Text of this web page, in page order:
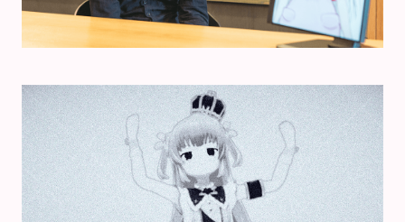
Twitterで
シェアする
Facebookで
シェアする